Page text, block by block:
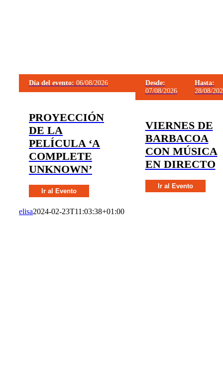
Día del evento: 06/08/2026
PROYECCIÓN
DE LA
PELÍCULA ‘A
COMPLETE
UNKNOWN’
Ir al Evento
Desde:
07/08/2026
Hasta:
28/08/
VIERNES DE
BARBACOA
CON MÚSICA
EN DIRECTO
Ir al Evento
elisa2024-02-23T11:03:38+01:00